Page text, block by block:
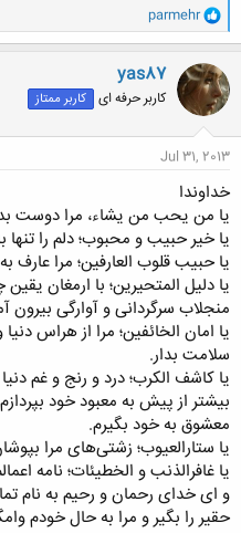
و
ا
ک
ن
ش
ه
ا
parmehr
yas87
کاربر حرفه ای کاربر ممتاز
Jul 31, 2013
خداوندا
یا من یحب من یشاء، مرا دوست
یا خیر حبیب و محبوب؛ دلم را
یا حبیب قلوب العارفین؛ مرا عارف
یا دلیل المتحیرین؛ با ارمغان
منجلاب سرگردانی و آوارگی
یا امان الخائفین؛ مرا از هراس
سلامت بدار.
یا كاشف الكرب؛ درد و رنج و غم
بیشتر از پیش به معبود خود
معشوق به خود بگیرم.
یا ستارالعیوب؛ زشتی‌های مرا
یا غافرالذنب و الخطیئات؛ نامه
و ای خدای رحمان و رحیم به نام
حقیر را بگیر و مرا به حال خودم